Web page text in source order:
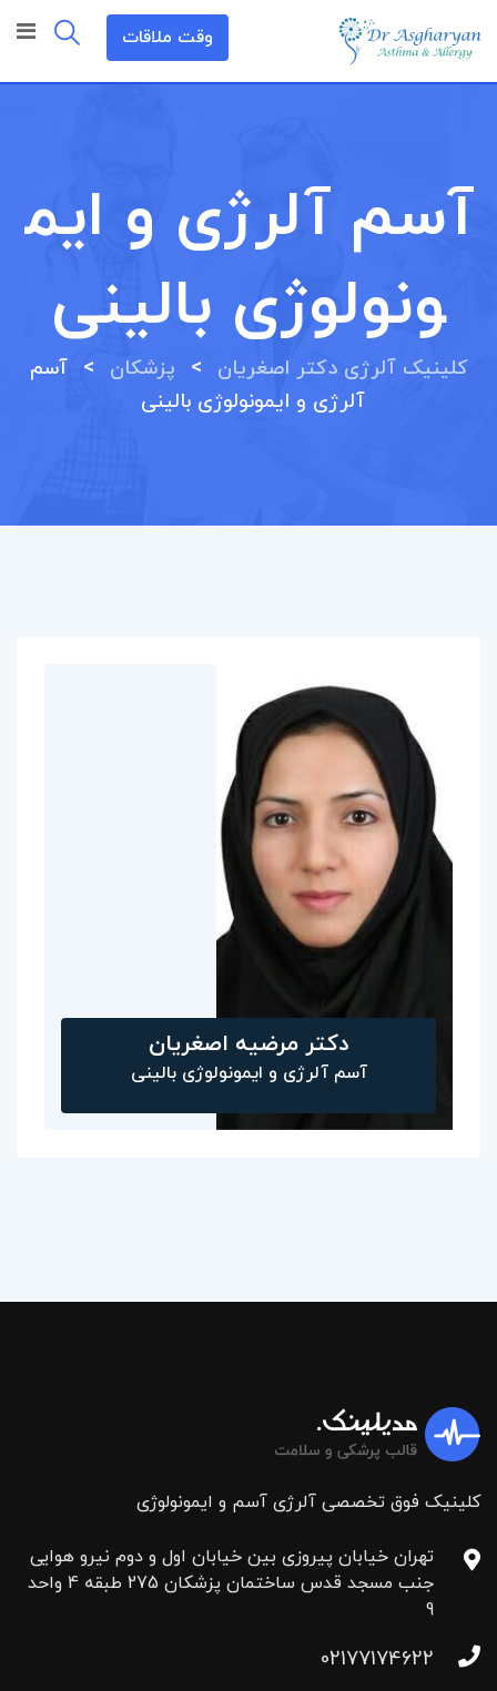
محتوا
وقت ملاقات
آسم آلرژی و ایم
ونولوژی بالینی
کلینیک آلرژی دکتر اصغریان > پزشکان >
آسم
آلرژی و ایمونولوژی بالینی
دکتر مرضیه اصغریان
آسم آلرژی و ایمونولوژی بالینی
کلینیک فوق تخصصی آلرژی آسم و ایمونولوژی
تهران خیابان پیروزی بین خیابان اول و دوم نیرو هوایی
جنب مسجد قدس ساختمان پزشکان 275 طبقه 4 واحد
9
02177174622